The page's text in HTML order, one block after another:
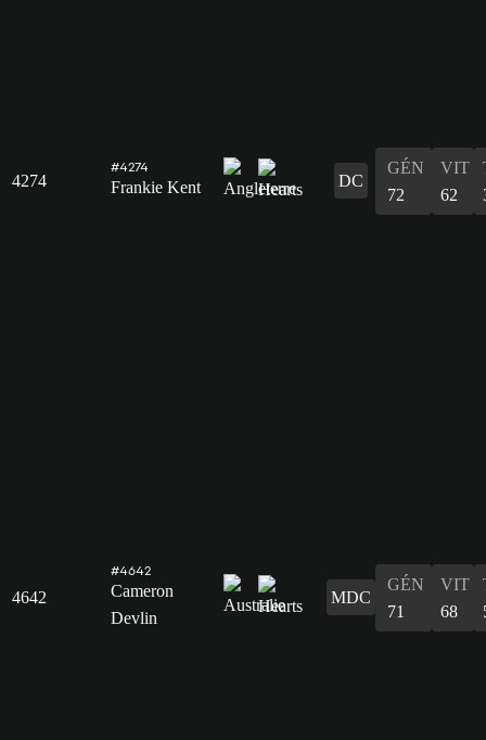
4274
#4274
Frankie Kent DC
GÉN
72
VIT
62
4642
#4642
Cameron
Devlin
MDC
GÉN
71
VIT
68